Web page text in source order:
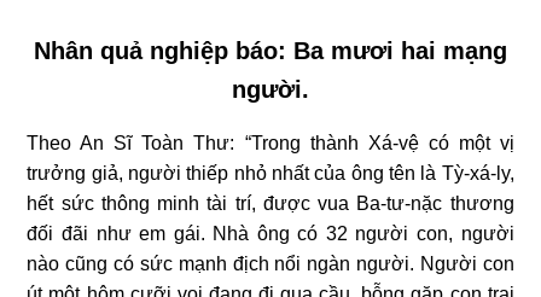
Nhân quả nghiệp báo: Ba mươi hai mạng
người.
Theo An Sĩ Toàn Thư: “Trong thành Xá-vệ có một vị
trưởng giả, người thiếp nhỏ nhất của ông tên là Tỳ-xá-ly,
hết sức thông minh tài trí, được vua Ba-tư-nặc thương
đối đãi như em gái. Nhà ông có 32 người con, người
nào cũng có sức mạnh địch nổi ngàn người. Người con